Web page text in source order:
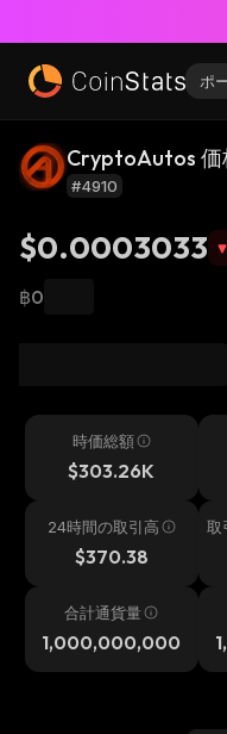
ポ
CryptoAutos 価
#4910
$0.0003033
฿0
時価総額
$303.26K
24時間の取引高
$370.38
取
合計通貨量
1,000,000,000